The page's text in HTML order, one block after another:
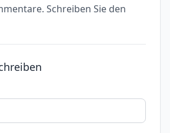
Schreiben Sie den